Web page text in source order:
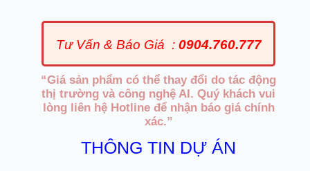
Tư Vấn & Báo Giá : 0904.760.777
“Giá sản phẩm có thể thay đổi do tác động
thị trường và công nghệ AI. Quý khách vui
lòng liên hệ Hotline để nhận báo giá chính
xác.”
THÔNG TIN DỰ ÁN